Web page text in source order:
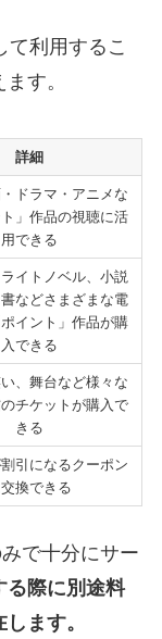
て利用するこ
す。
詳細
ドラマ・アニメな
」作品の視聴に活
用できる
イトノベル、小説
などさまざまな電
イント」作品が購
入できる
、舞台など様々な
チケットが購入で
きる
引になるクーポン
換できる
で十分にサー
る際に別途料
ます。